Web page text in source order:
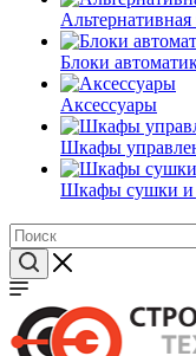
Альтернативная
Блоки
Аксессуары
Шкафы
Шкафы сушки и